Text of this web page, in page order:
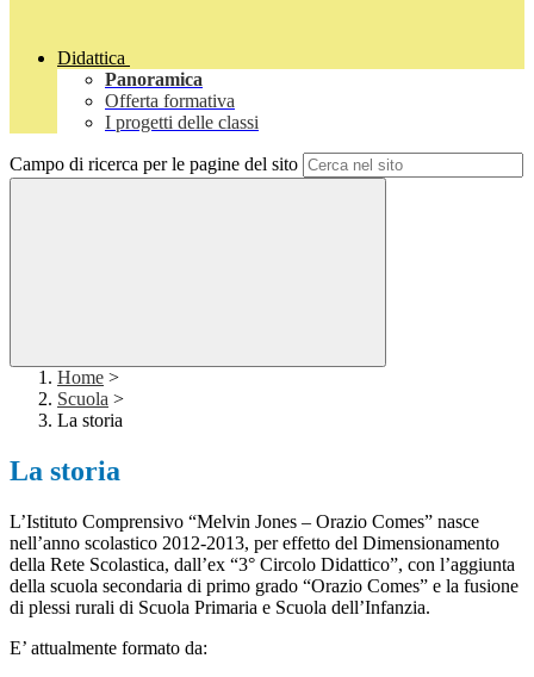
Didattica
Panoramica
Offerta formativa
I progetti delle classi
Campo di ricerca per le pagine del sito
Home >
Scuola >
La storia
La storia
L’Istituto Comprensivo “Melvin Jones – Orazio Comes” nasce
nell’anno scolastico 2012-2013, per effetto del Dimensionamento
della Rete Scolastica, dall’ex “3° Circolo Didattico”, con l’aggiunta
della scuola secondaria di primo grado “Orazio Comes” e la fusione
di plessi rurali di Scuola Primaria e Scuola dell’Infanzia.
E’ attualmente formato da: